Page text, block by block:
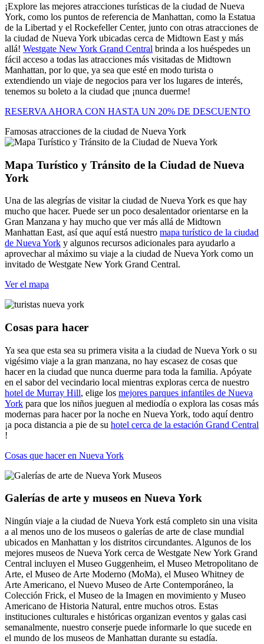
¡Explore las mejores atracciones turísticas de la ciudad de Nueva
York, como los puntos de referencia de Manhattan, como la Estatua
de la Libertad y el Rockefeller Center, junto con otras atracciones de
la ciudad de Nueva York ubicadas cerca de Midtown East y más
allá! Westgate New York Grand Central brinda a los huéspedes un
fácil acceso a todas las atracciones más visitadas de Midtown
Manhattan, por lo que, ya sea que esté en modo turista o
extendiendo un viaje de negocios para ver los lugares de interés,
tenemos su boleto a la ciudad que ¡nunca duerme!
RESERVA AHORA CON HASTA UN 20% DE DESCUENTO
Famosas atracciones de la ciudad de Nueva York
Mapa Turístico y Tránsito de la Ciudad de Nueva
York
Una de las alegrías de visitar la ciudad de Nueva York es que hay
mucho que hacer. Puede ser un poco desalentador orientarse en la
Gran Manzana y hay mucho que ver más allá de Midtown
Manhattan East, así que aquí está nuestro mapa turístico de la ciudad
de Nueva York y algunos recursos adicionales para ayudarlo a
aprovechar al máximo su viaje a la ciudad de Nueva York como un
invitado de Westgate New York Grand Central.
Ver el mapa
Cosas para hacer
Ya sea que esta sea su primera visita a la ciudad de Nueva York o su
vigésimo viaje a la gran manzana, no hay escasez de cosas que
hacer en la ciudad que nunca duerme para toda la familia. Apóyate
en el sabor del vecindario local mientras exploras cerca de nuestro
hotel de Murray Hill, elige los mejores parques infantiles de Nueva
York para que los niños jueguen al mediodía o explora las cosas más
modernas para hacer por la noche en Nueva York, todo aquí dentro
¡a poca distancia a pie de su hotel cerca de la estación Grand Central
!
Cosas que hacer en Nueva York
Galerías de arte y museos en Nueva York
Ningún viaje a la ciudad de Nueva York está completo sin una visita
a al menos uno de los museos o galerías de arte de clase mundial
ubicados en Manhattan y los distritos circundantes. Algunos de los
mejores museos de Nueva York cerca de Westgate New York Grand
Central incluyen el Museo Guggenheim, el Museo Metropolitano de
Arte, el Museo de Arte Moderno (MoMa), el Museo Whitney de
Arte Americano, el Nuevo Museo de Arte Contemporáneo, la
Colección Frick, el Museo de la Imagen en movimiento y Museo
Americano de Historia Natural, entre muchos otros. Estas
instituciones culturales e históricas organizan eventos y galas casi
semanalmente, nuestro conserje puede informarle lo que sucede en
el mundo de los museos de Manhattan durante su estadía.